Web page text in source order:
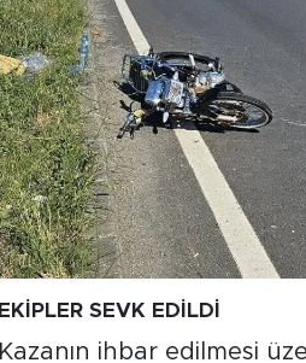
EKİPLER SEVK EDİLDİ
Kazanın ihbar edilmesi